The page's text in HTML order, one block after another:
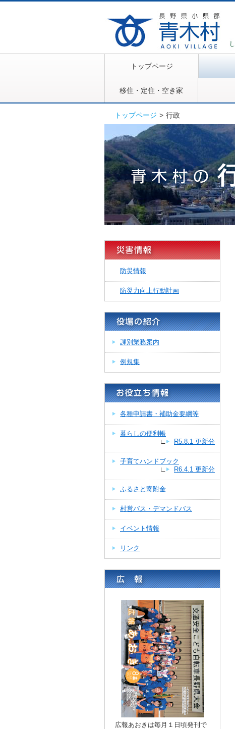
トップページ
移住・定住・空き家
トップページ > 行政
防災情報
防災力向上行動計画
課別業務案内
例規集
各種申請書・補助金要綱等
暮らしの便利帳
∟
R5.8.1 更新分
子育てハンドブック
∟
R6.4.1 更新分
ふるさと寄附金
村営バス・デマンドバス
イベント情報
リンク
広報あおきは毎月１日頃発刊で